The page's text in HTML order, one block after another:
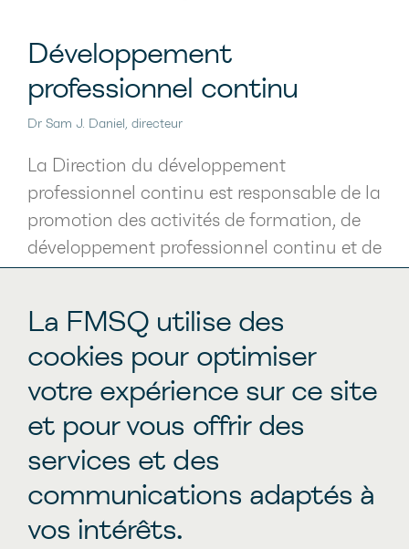
La FMSQ utilise des
cookies pour optimiser
votre expérience sur ce site
et pour vous offrir des
services et des
communications adaptés à
vos intérêts.
et des communications représente la
FMSQ dans ses relations avec ses
partenaires, les médias, les instances
gouvernementales et les organismes du
milieu de la santé.
Développement
professionnel continu
Dr Sam J. Daniel, directeur
La Direction du développement
professionnel continu est responsable de la
promotion des activités de formation, de
développement professionnel continu et de
En savoir plus
Partenaire dans la planification et la
prestation des soins de santé de qualité
au Québec, la Direction du
développement professionnel continu a